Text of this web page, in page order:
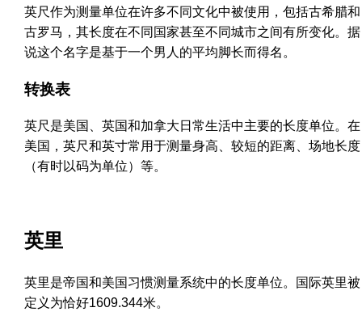
英尺作为测量单位在许多不同文化中被使用，包括古希腊和
古罗马，其长度在不同国家甚至不同城市之间有所变化。据
说这个名字是基于一个男人的平均脚长而得名。
转换表
英尺是美国、英国和加拿大日常生活中主要的长度单位。在
美国，英尺和英寸常用于测量身高、较短的距离、场地长度
（有时以码为单位）等。
英里
英里是帝国和美国习惯测量系统中的长度单位。国际英里被
定义为恰好1609.344米。